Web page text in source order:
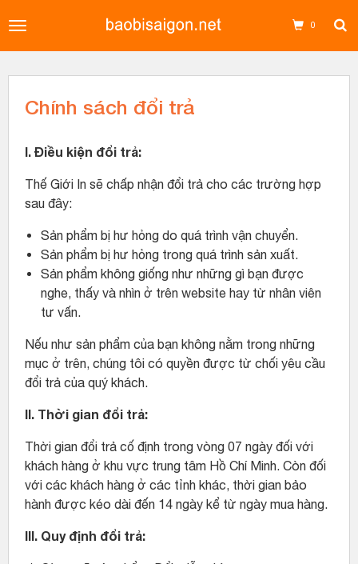
Toggle
0
Chính sách đổi trả
I. Điều kiện đổi trả:
Thế Giới In sẽ chấp nhận đổi trả cho các trường hợp
sau đây:
Sản phẩm bị hư hỏng do quá trình vận chuyển.
Sản phẩm bị hư hỏng trong quá trình sản xuất.
Sản phẩm không giống như những gì bạn được
nghe, thấy và nhìn ở trên website hay từ nhân viên
tư vấn.
Nếu như sản phẩm của bạn không nằm trong những
mục ở trên, chúng tôi có quyền được từ chối yêu cầu
đổi trả của quý khách.
II. Thời gian đổi trả:
Thời gian đổi trả cố định trong vòng 07 ngày đối với
khách hàng ở khu vực trung tâm Hồ Chí Minh. Còn đối
với các khách hàng ở các tỉnh khác, thời gian bảo
hành được kéo dài đến 14 ngày kể từ ngày mua hàng.
III. Quy định đổi trả: